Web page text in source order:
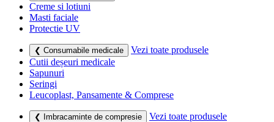
Creme si lotiuni
Masti faciale
Protectie UV
❮ Consumabile medicale
Vezi toate produsele
Cutii deșeuri medicale
Sapunuri
Seringi
Leucoplast, Pansamente & Comprese
❮ Imbracaminte de compresie
Vezi toate produsele